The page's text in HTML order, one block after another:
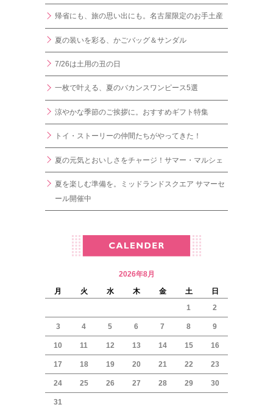
帰省にも、旅の思い出にも。名古屋限定のお手土産
夏の装いを彩る、かごバッグ＆サンダル
7/26は土用の丑の日
一枚で叶える、夏のバカンスワンピース5選
涼やかな季節のご挨拶に。おすすめギフト特集
トイ・ストーリーの仲間たちがやってきた！
夏の元気とおいしさをチャージ！サマー・マルシェ
夏を楽しむ準備を。ミッドランドスクエア サマーセ
ール開催中
2026年8月
月
火 水 木 金 土
日
1
2
3 4 5 6 7 8 9
10 11 12 13 14 15 16
17 18 19 20 21 22 23
24 25 26 27 28 29 30
31